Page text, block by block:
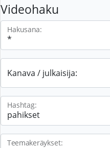
Videohaku
Hakusana:
Kanava / julkaisija:
Hashtag:
Teemakeräykset: